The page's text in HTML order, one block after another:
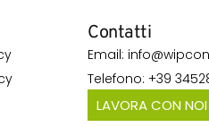
Contatti
Email:
Telefono: +39
LAVORA CON NOI